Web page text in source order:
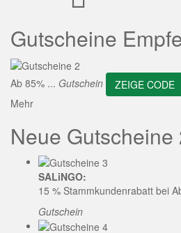
Gutscheine
Ab 85% ... Gutschein
ZEIGE CODE
Mehr
Neue Gutscheine
SALiNGO:
15 % Stammkundenrabatt bei
Gutschein